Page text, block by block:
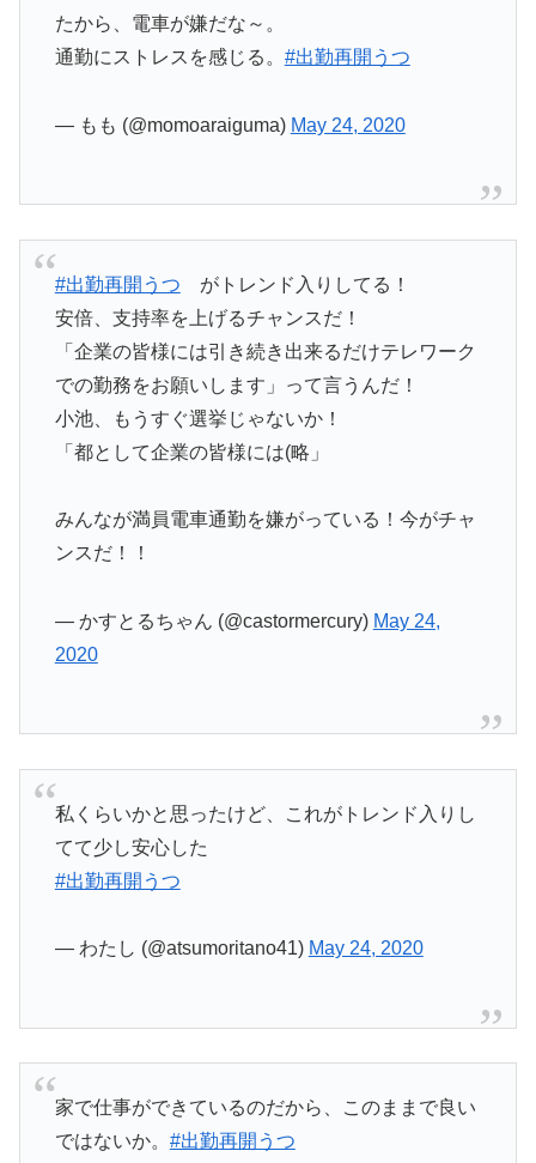
たから、電車が嫌だな～。
通勤にストレスを感じる。 #出勤再開うつ
— もも (@momoaraiguma) May 24, 2020
#出勤再開うつ がトレンド入りしてる！
安倍、支持率を上げるチャンスだ！
「企業の皆様には引き続き出来るだけテレワーク
での勤務をお願いします」って言うんだ！
小池、もうすぐ選挙じゃないか！
「都として企業の皆様には(略」
みんなが満員電車通勤を嫌がっている！今がチャ
ンスだ！！
— かすとるちゃん (@castormercury) May 24,
2020
私くらいかと思ったけど、これがトレンド入りし
てて少し安心した
#出勤再開うつ
— わたし (@atsumoritano41) May 24, 2020
家で仕事ができているのだから、このままで良い
ではないか。 #出勤再開うつ